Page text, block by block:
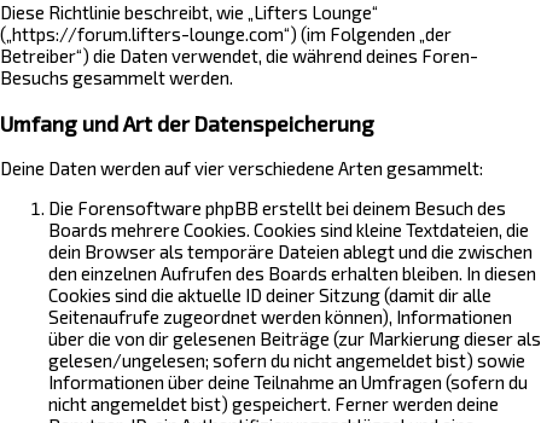
Diese Richtlinie beschreibt, wie „Lifters Lounge“
(„https://forum.lifters-lounge.com“) (im Folgenden „der
Betreiber“) die Daten verwendet, die während deines Foren-
Besuchs gesammelt werden.
Umfang und Art der Datenspeicherung
Deine Daten werden auf vier verschiedene Arten gesammelt:
Die Forensoftware phpBB erstellt bei deinem Besuch des
Boards mehrere Cookies. Cookies sind kleine Textdateien, die
dein Browser als temporäre Dateien ablegt und die zwischen
den einzelnen Aufrufen des Boards erhalten bleiben. In diesen
Cookies sind die aktuelle ID deiner Sitzung (damit dir alle
Seitenaufrufe zugeordnet werden können), Informationen
über die von dir gelesenen Beiträge (zur Markierung dieser als
gelesen/ungelesen; sofern du nicht angemeldet bist) sowie
Informationen über deine Teilnahme an Umfragen (sofern du
nicht angemeldet bist) gespeichert. Ferner werden deine